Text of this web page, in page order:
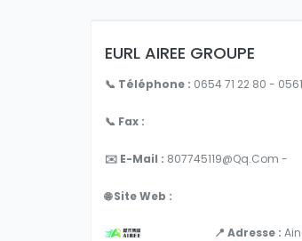
EURL AIREE GROUPE
📞 Téléphone : 0654 71 22 80 -
📞 Fax :
✉️ E-Mail : 807745119@qq.com -
🌐 Site Web :
📍 Adresse :